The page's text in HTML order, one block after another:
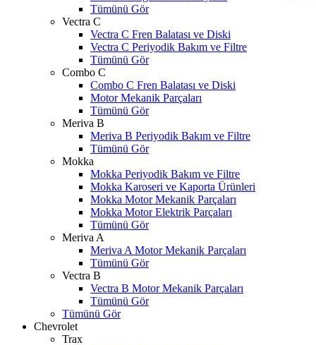
Tümünü Gör
Vectra C
Vectra C Fren Balatası ve Diski
Vectra C Periyodik Bakım ve Filtre
Tümünü Gör
Combo C
Combo C Fren Balatası ve Diski
Motor Mekanik Parçaları
Tümünü Gör
Meriva B
Meriva B Periyodik Bakım ve Filtre
Tümünü Gör
Mokka
Mokka Periyodik Bakım ve Filtre
Mokka Karoseri ve Kaporta Ürünleri
Mokka Motor Mekanik Parçaları
Mokka Motor Elektrik Parçaları
Tümünü Gör
Meriva A
Meriva A Motor Mekanik Parçaları
Tümünü Gör
Vectra B
Vectra B Motor Mekanik Parçaları
Tümünü Gör
Tümünü Gör
Chevrolet
Trax